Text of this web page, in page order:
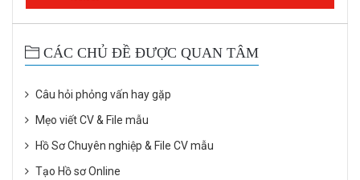
CÁC CHỦ ĐỀ ĐƯỢC QUAN TÂM
Câu hỏi phỏng vấn hay gặp
Mẹo viết CV & File mẫu
Hồ Sơ Chuyên nghiệp & File CV mẫu
Tạo Hồ sơ Online